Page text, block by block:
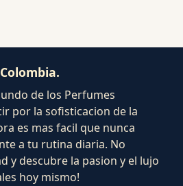
de los Perfumes
por la sofisticacion de la
es mas facil que nunca
a tu rutina diaria. No
y descubre la pasion y el lujo
hoy mismo!